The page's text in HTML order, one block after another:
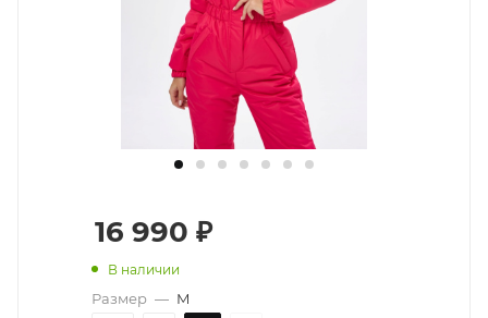
16 990 ₽
В наличии
Размер — M